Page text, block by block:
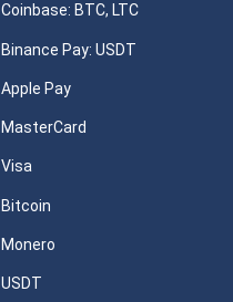
Coinbase: BTC, LTC
Binance Pay: USDT
Apple Pay
MasterCard
Visa
Bitcoin
Monero
USDT